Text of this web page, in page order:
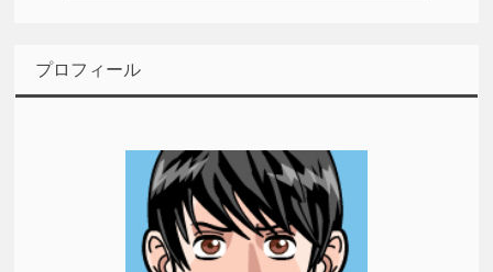
プロフィール